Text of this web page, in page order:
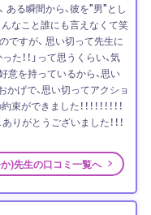
ある瞬間から、彼を"男"とし
んなこと誰にも言えなくて笑
ですが、 思い切って先生に
！！」って思うくらい、気
意を持っているから、思い
かげで、思い切ってアクショ
きました！！！！！！！！！
ありがとうございました！！！
)先生の口コミ一覧へ